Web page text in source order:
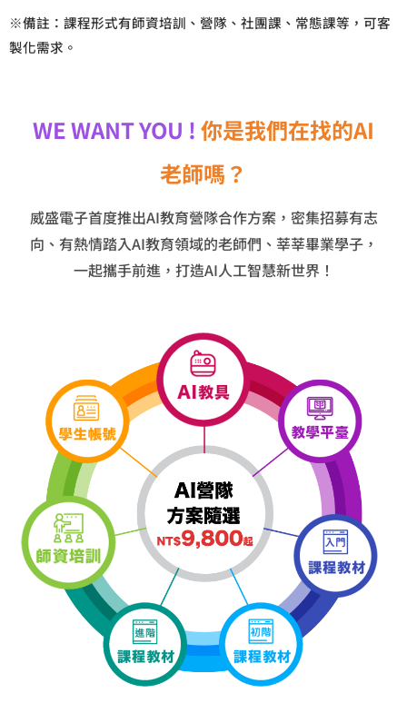
※備註：課程形式有師資培訓、營隊、社團課、常態課等，可客
製化需求。
WE WANT YOU ! 你是我們在找的AI
老師嗎？
威盛電子首度推出AI教育營隊合作方案，密集招募有志
向、有熱情踏入AI教育領域的老師們 、莘莘畢業學子，
一起攜手前進，打造AI人工智慧新世界！